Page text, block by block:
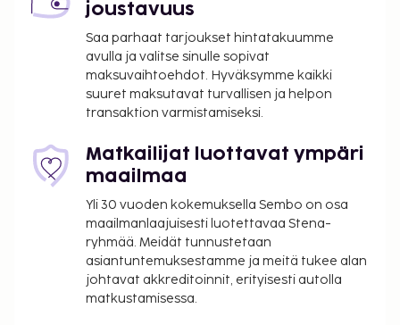
joustavuus
Saa parhaat tarjoukset hintatakuumme
avulla ja valitse sinulle sopivat
maksuvaihtoehdot. Hyväksymme kaikki
suuret maksutavat turvallisen ja helpon
transaktion varmistamiseksi.
Matkailijat luottavat ympäri
maailmaa
Yli 30 vuoden kokemuksella Sembo on osa
maailmanlaajuisesti luotettavaa Stena-
ryhmää. Meidät tunnustetaan
asiantuntemuksestamme ja meitä tukee alan
johtavat akkreditoinnit, erityisesti autolla
matkustamisessa.